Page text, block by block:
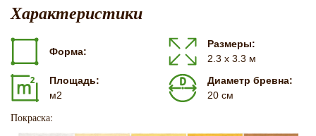
Характеристики
Форма:
Размеры:
2.3 х 3.3 м
Площадь:
м2
Диаметр бревна:
20 см
Покраска: